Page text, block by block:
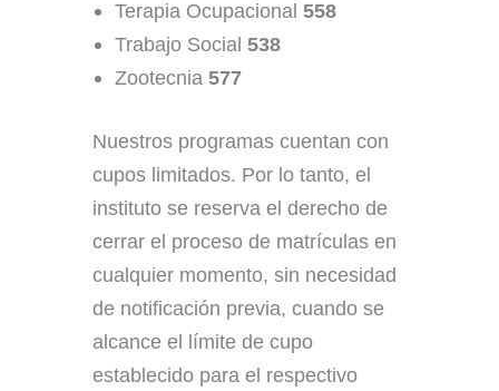
Terapia Ocupacional 558
Trabajo Social 538
Zootecnia 577
Nuestros programas cuentan con
cupos limitados. Por lo tanto, el
instituto se reserva el derecho de
cerrar el proceso de matrículas en
cualquier momento, sin necesidad
de notificación previa, cuando se
alcance el límite de cupo
establecido para el respectivo